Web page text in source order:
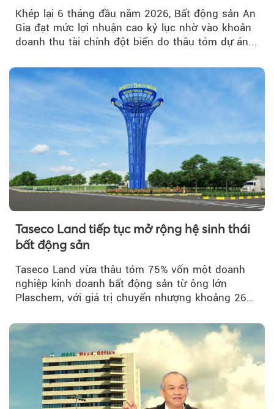
Khép lại 6 tháng đầu năm 2026, Bất động sản An
Gia đạt mức lợi nhuận cao kỷ lục nhờ vào khoản
doanh thu tài chính đột biến do thâu tóm dự án...
Taseco Land tiếp tục mở rộng hệ sinh thái
bất động sản
Taseco Land vừa thâu tóm 75% vốn một doanh
nghiệp kinh doanh bất động sản từ ông lớn
Plaschem, với giá trị chuyển nhượng khoảng 262